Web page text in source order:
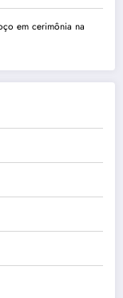
em cerimônia na